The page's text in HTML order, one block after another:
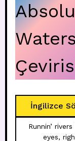
İngilizce
Runnin’
eyes,